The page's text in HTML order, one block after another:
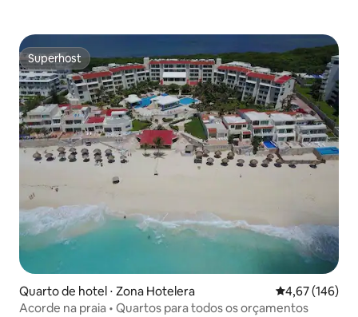
Superhost
Superhost
Quarto de hotel ⋅ Zona Hotelera 4,67 de uma
4,67 (146)
Acorde na praia • Quartos para todos os orçamentos